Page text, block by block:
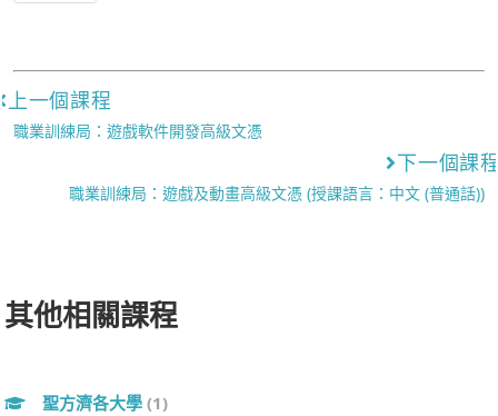
上一個課程
職業訓練局：遊戲軟件開發高級文憑
下一個課
職業訓練局：遊戲及動畫高級文憑 (授課語言：中文 (普通話))
其他相關課程
聖方濟各大學 (1)